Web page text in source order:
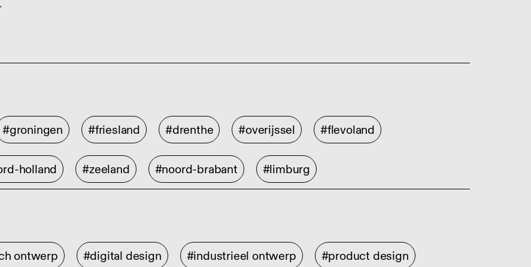
#groningen #friesland #drenthe #overijssel #flevoland
holland #zeeland #noord-brabant #limburg
ontwerp #digital design #industrieel ontwerp #product design